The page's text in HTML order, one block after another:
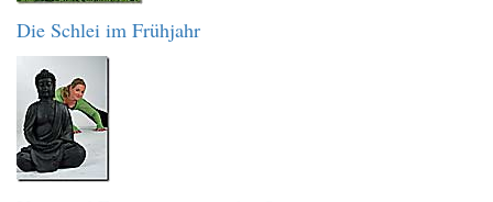
Die Schlei im Frühjahr